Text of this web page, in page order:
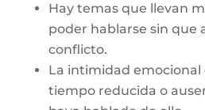
Hay temas que llevan
poder hablarse sin que
conflicto.
La intimidad emocional
tiempo reducida o